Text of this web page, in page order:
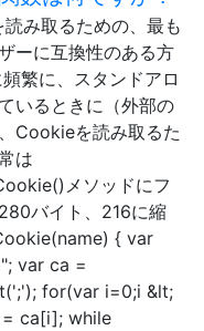
み取るための、最も
ーに互換性のある方
繁に、スタンドアロ
いるときに（外部の
Cookieを読み取るた
は
メソッドにフ
バイト、216に縮
{ var
var ca =
for(var i=0;i &lt;
ca[i]; while